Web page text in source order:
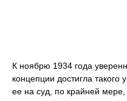
К ноябрю 1934 года
концепции достигла такого
ее на суд, по крайней мере,